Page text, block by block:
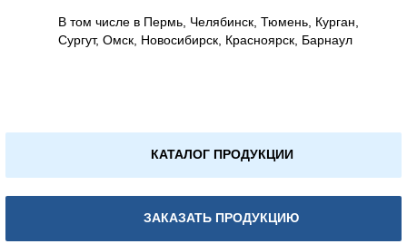
В том числе в Пермь, Челябинск, Тюмень, Курган,
Сургут, Омск, Новосибирск, Красноярск, Барнаул
КАТАЛОГ ПРОДУКЦИИ
ЗАКАЗАТЬ ПРОДУКЦИЮ